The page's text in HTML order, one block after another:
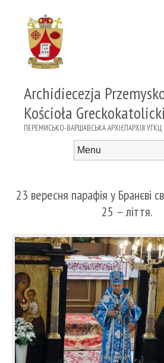
Archidiecezja
Kościoła
ПЕРЕМИСЬКО-ВАРШАВСЬКА АРХІЄПАРХІЯ УГКЦ
23 вересня парафія у Бранєві
25 – ліття.